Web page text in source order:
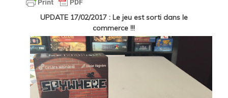
UPDATE 17/02/2017 : Le jeu est sorti dans le
commerce !!!